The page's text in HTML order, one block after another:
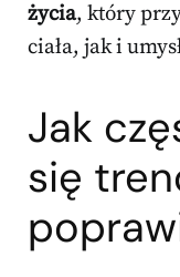
życia, który
ciała, jak i
Jak
się